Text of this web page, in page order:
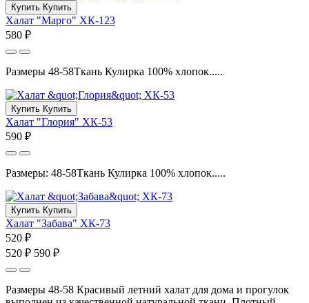
Купить Купить
Халат "Марго" ХК-123
580 ₽
Размеры 48-58Ткань Кулирка 100% хлопок.....
Купить Купить
Халат "Глория" ХК-53
590 ₽
Размеры: 48-58Ткань Кулирка 100% хлопок.....
Купить Купить
Халат "Забава" ХК-73
520 ₽
520 ₽ 590 ₽
Размеры 48-58 Красивый летний халат для дома и прогулок